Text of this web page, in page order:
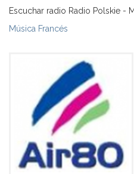
Escuchar radio Radio Polskie -
Música Francés